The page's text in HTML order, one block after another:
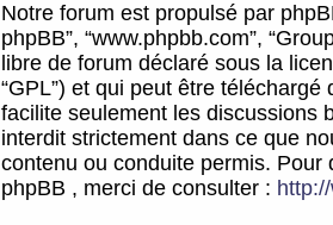
Notre forum est propulsé par
phpBB”, “www.phpbb.com”,
libre de forum déclaré sous la
“GPL”) et qui peut être téléchargé
facilite seulement les discussions
interdit strictement dans ce que
contenu ou conduite permis.
phpBB , merci de consulter :